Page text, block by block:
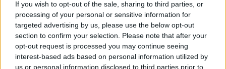
If you wish to opt-out of the sale, sharing to third parties, or
processing of your personal or sensitive information for
targeted advertising by us, please use the below opt-out
section to confirm your selection. Please note that after your
opt-out request is processed you may continue seeing
interest-based ads based on personal information utilized by
us or personal information disclosed to third parties prior to
La manifestazione culminerà venerdì 11 Luglio, in Piazza della
Chiesa, con la seconda edizione di Marciana Marina in Passerella,
uno degli appuntamenti più attesi dell'estate.
Undici attività commerciali porteranno in passerella le proprie
collezioni, raccontando non solo la moda, ma anche la storia, la